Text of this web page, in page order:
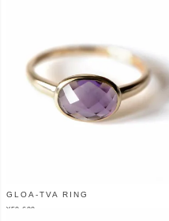
GLOA-TVA RING
¥50,600